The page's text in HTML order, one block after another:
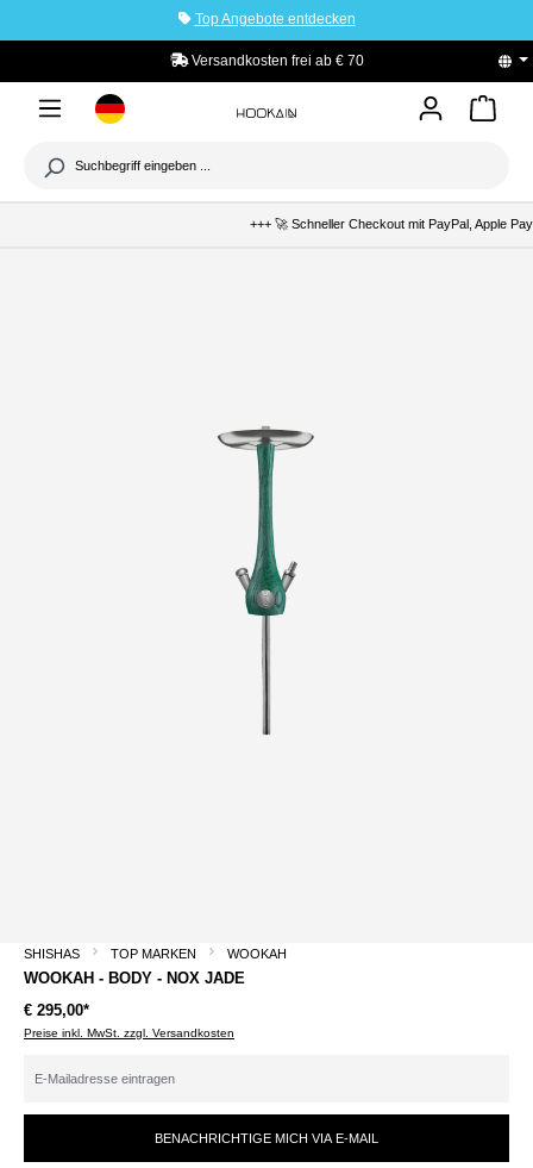
Top Angebote entdecken
PayPal Käuferschutz
+++ 🚀 Schneller Checkout mit PayPal, Apple
SHISHAS TOP MARKEN WOOKAH
WOOKAH - BODY - NOX JADE
€ 295,00*
Preise inkl. MwSt. zzgl. Versandkosten
BENACHRICHTIGE MICH VIA E-MAIL